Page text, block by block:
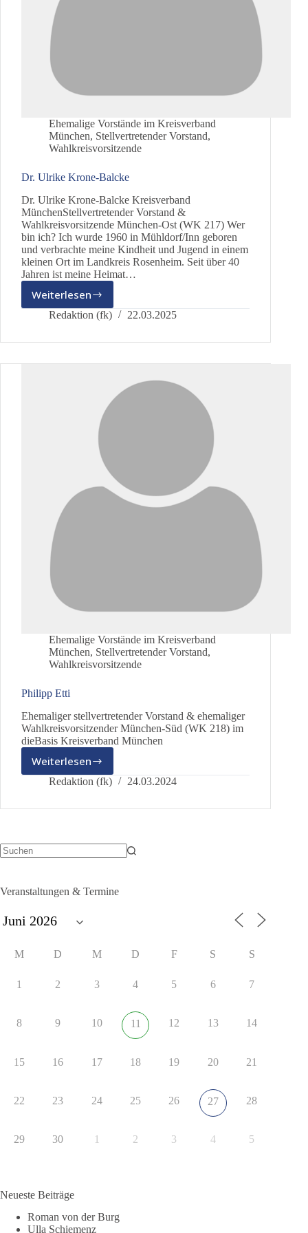
Ehemalige Vorstände im Kreisverband
München, Stellvertretender Vorstand,
Wahlkreisvorsitzende
Dr. Ulrike Krone-Balcke
Dr. Ulrike Krone-Balcke Kreisverband
MünchenStellvertretender Vorstand &
Wahlkreisvorsitzende München-Ost (WK 217) Wer
bin ich? Ich wurde 1960 in Mühldorf/Inn geboren
und verbrachte meine Kindheit und Jugend in einem
kleinen Ort im Landkreis Rosenheim. Seit über 40
Jahren ist meine Heimat…
Weiterlesen
Dr.
Ulrike
Balcke
Redaktion (fk) 22.03.2025
Ehemalige Vorstände im Kreisverband
München, Stellvertretender Vorstand,
Wahlkreisvorsitzende
Philipp Etti
Ehemaliger stellvertretender Vorstand & ehemaliger
Wahlkreisvorsitzender München-Süd (WK 218) im
dieBasis Kreisverband München
Weiterlesen
Philipp
Etti
Redaktion (fk) 24.03.2024
Veranstaltungen & Termine
M D M D F S S
1 2 3 4 5 6 7
8 9 10 11 12 13 14
15 16 17 18 19 20 21
22 23 24 25 26 27 28
29 30 1 2 3 4 5
Neueste Beiträge
Roman von der Burg
Ulla Schiemenz